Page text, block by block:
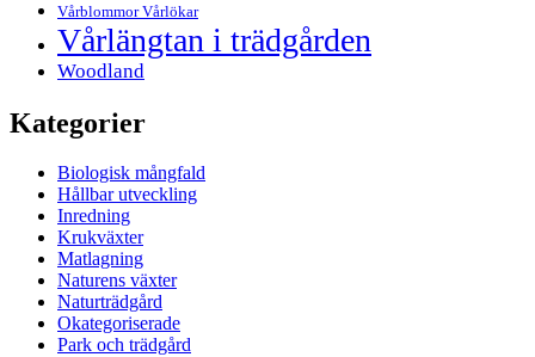
Vårblommor Vårlökar
Vårlängtan i trädgården
Woodland
Kategorier
Biologisk mångfald
Hållbar utveckling
Inredning
Krukväxter
Matlagning
Naturens växter
Naturträdgård
Okategoriserade
Park och trädgård